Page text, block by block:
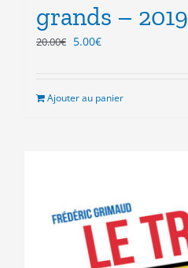
grands – 2019
20.00€ Le
5.00€Le
est :
Ajouter au panier